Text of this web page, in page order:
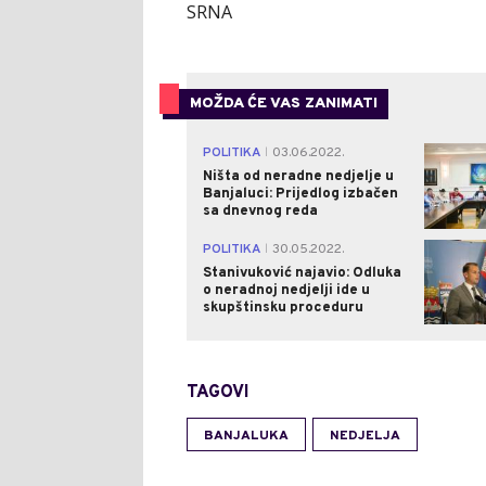
SRNA
MOŽDA ĆE VAS ZANIMATI
POLITIKA
03.06.2022.
Ništa od neradne nedjelje u
Banjaluci: Prijedlog izbačen
sa dnevnog reda
POLITIKA
30.05.2022.
Stanivuković najavio: Odluka
o neradnoj nedjelji ide u
skupštinsku proceduru
TAGOVI
BANJALUKA NEDJELJA